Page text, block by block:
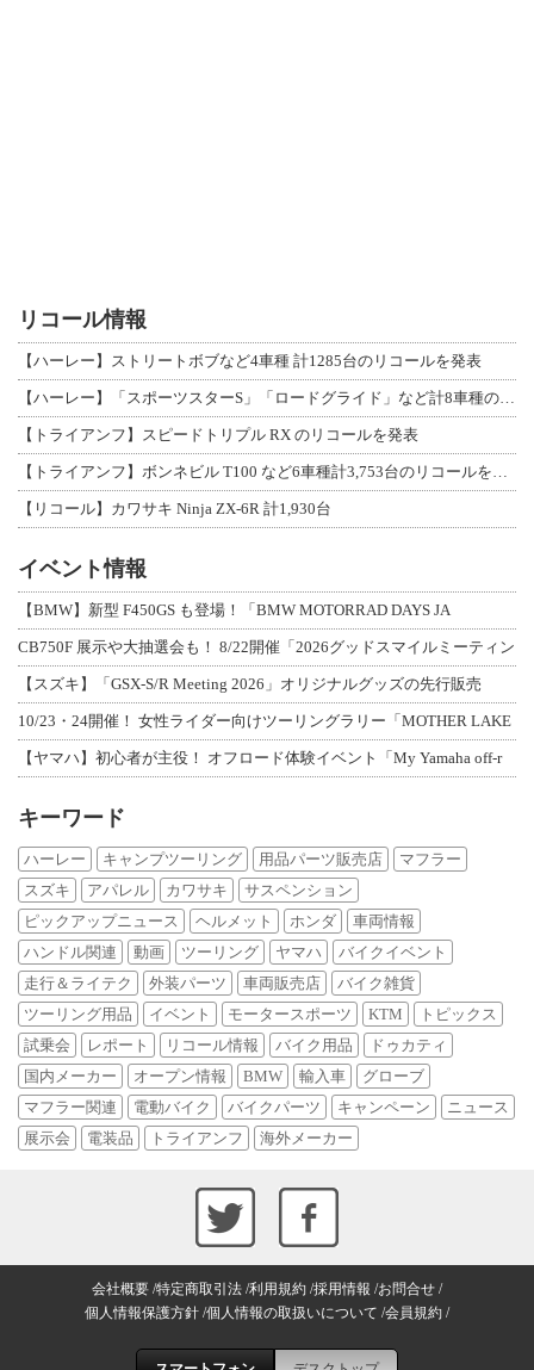
リコール情報
【ハーレー】ストリートボブなど4車種 計1285台のリコールを発表
【ハーレー】「スポーツスターS」「ロードグライド」など計8車種のリコールを発表
【トライアンフ】スピードトリプル RX のリコールを発表
【トライアンフ】ボンネビル T100 など6車種計3,753台のリコールを発表
【リコール】カワサキ Ninja ZX-6R 計1,930台
イベント情報
【BMW】新型 F450GS も登場！「BMW MOTORRAD DAYS JA
CB750F 展示や大抽選会も！ 8/22開催「2026グッドスマイルミーティン
【スズキ】「GSX-S/R Meeting 2026」オリジナルグッズの先行販売
10/23・24開催！ 女性ライダー向けツーリングラリー「MOTHER LAKE
【ヤマハ】初心者が主役！ オフロード体験イベント「My Yamaha off-r
キーワード
ハーレー キャンプツーリング 用品パーツ販売店
マフラー
スズキ
アパレル カワサキ
サスペンション
ピックアップニュース
ヘルメット ホンダ
車両情報
ハンドル関連
動画 ツーリング ヤマハ
バイクイベント
走行＆ライテク
外装パーツ 車両販売店
バイク雑貨
ツーリング用品
イベント モータースポーツ KTM
トピックス
試乗会
レポート リコール情報 バイク用品
ドゥカティ
国内メーカー
オープン情報 BMW 輸入車
グローブ
マフラー関連
電動バイク バイクパーツ キャンペーン
ニュース
展示会
電装品 トライアンフ 海外メーカー
会社概要 特定商取引法 利用規約 採用情報 お問合せ
個人情報保護方針 個人情報の取扱いについて 会員規約